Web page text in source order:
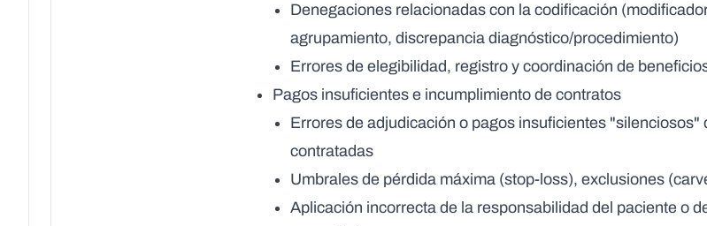
Denegaciones relacionadas con la codificación
agrupamiento, discrepancia diagnóstico/procedimiento)
Errores de elegibilidad, registro y coordinación de
Pagos insuficientes e incumplimiento de contratos
Errores de adjudicación o pagos insuficientes "silenciosos"
contratadas
Umbrales de pérdida máxima (stop-loss), exclusiones
Aplicación incorrecta de la responsabilidad del paciente o